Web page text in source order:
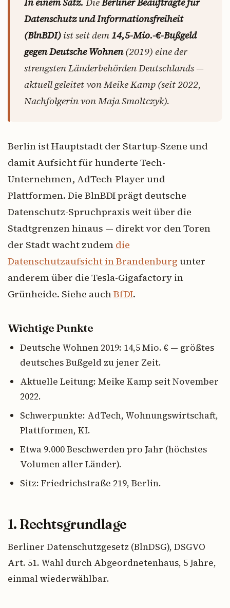
Datenschutz und Informationsfreiheit
(BlnBDI) ist seit dem14,5-Mio.-€-Bußgeld
gegen Deutsche Wohnen(2019) eine der
strengsten Länderbehörden Deutschlands —
aktuell geleitet von Meike Kamp (seit 2022,
Nachfolgerin von Maja Smoltczyk).
Berlin ist Hauptstadt der Startup-Szene und
damit Aufsicht für hunderte Tech-
Unternehmen, AdTech-Player und
Plattformen. Die BlnBDI prägt deutsche
Datenschutz-Spruchpraxis weit über die
Stadtgrenzen hinaus — direkt vor den Toren
der Stadt wacht zudem die
Datenschutzaufsicht in Brandenburg unter
anderem über die Tesla-Gigafactory in
Grünheide. Siehe auchBfDI.
Wichtige Punkte
Deutsche Wohnen 2019: 14,5 Mio. € — größtes
deutsches Bußgeld zu jener Zeit.
Aktuelle Leitung: Meike Kamp seit November
2022.
Schwerpunkte: AdTech, Wohnungswirtschaft,
Plattformen, KI.
Etwa 9.000 Beschwerden pro Jahr (höchstes
Volumen aller Länder).
Sitz: Friedrichstraße 219, Berlin.
1. Rechtsgrundlage
Berliner Datenschutzgesetz (BlnDSG), DSGVO
Art. 51. Wahl durch Abgeordnetenhaus, 5 Jahre,
einmal wiederwählbar.